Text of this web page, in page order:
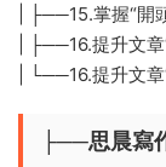
| ├──15.掌握“
| ├──16.提升文
| └──16.提升文
├──思晨寫